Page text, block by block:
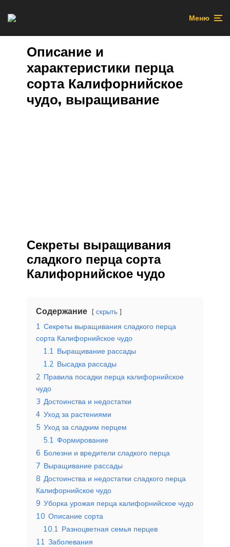
Меню
Описание и
характеристики перца
сорта Калифорнийское
чудо, выращивание
Секреты выращивания
сладкого перца сорта
Калифорнийское чудо
Содержание скрыть
1 Секреты выращивания сладкого перца
сорта Калифорнийское чудо
1.1 Выращивание рассады
1.2 Высадка рассады
2 Правила посадки перца калифорнийское
чудо
3 Достоинства и недостатки
4 Уход за растениями
5 Уход за сладким перцем
5.1 Формирование
6 Болезни и вредители сладкого перца
7 Выращивание рассады
8 Достоинства и недостатки сладкого перца
Калифорнийское чудо
9 Уборка урожая перца калифорнийское чудо
10 Описание сорта
10.1 Разноцветная семья перцев
11 Заболевания